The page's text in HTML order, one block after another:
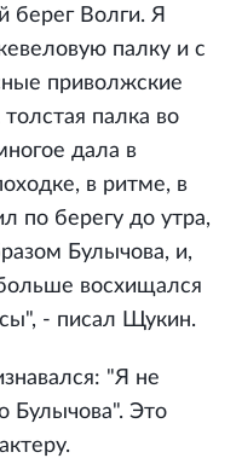
берег Волги. Я
палку и с
приволжские
палка во
дала в
в ритме, в
по берегу до утра,
Булычова, и,
восхищался
- писал Щукин.
"Я не
Булычова". Это